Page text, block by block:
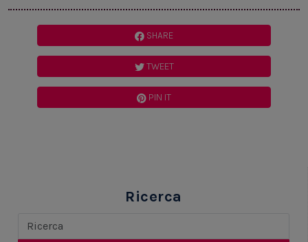
SHARE
TWEET
PIN IT
Ricerca